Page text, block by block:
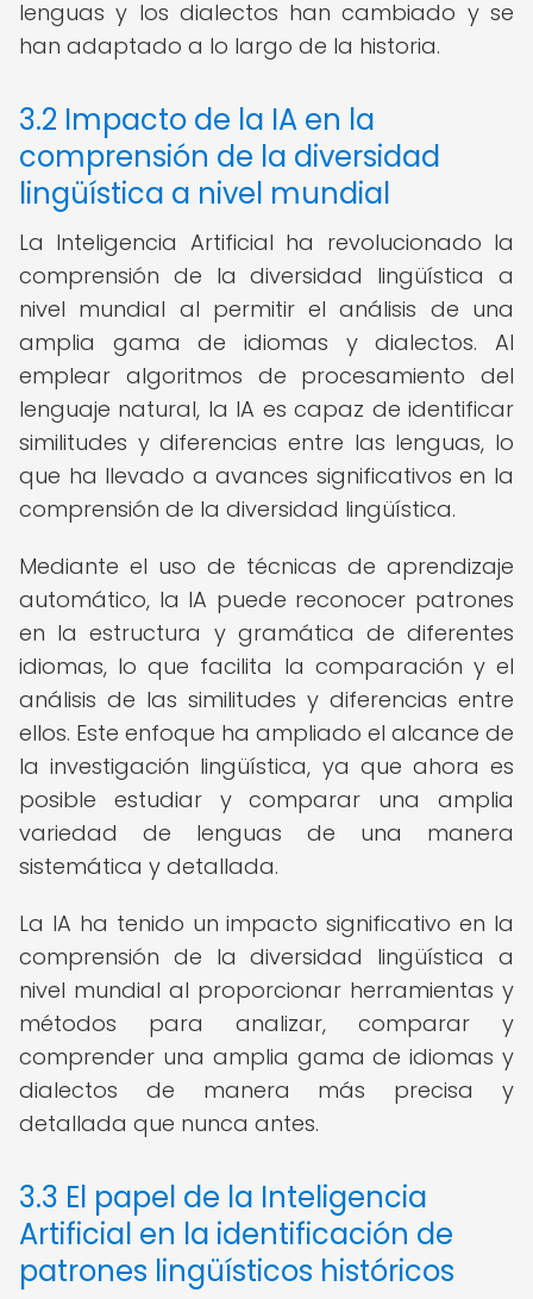
lenguas y los dialectos han cambiado y se
han adaptado a lo largo de la historia.
3.2 Impacto de la IA en la
comprensión de la diversidad
lingüística a nivel mundial
La Inteligencia Artificial ha revolucionado la
comprensión de la diversidad lingüística a
nivel mundial al permitir el análisis de una
amplia gama de idiomas y dialectos. Al
emplear algoritmos de procesamiento del
lenguaje natural, la IA es capaz de identificar
similitudes y diferencias entre las lenguas, lo
que ha llevado a avances significativos en la
comprensión de la diversidad lingüística.
Mediante el uso de técnicas de aprendizaje
automático, la IA puede reconocer patrones
en la estructura y gramática de diferentes
idiomas, lo que facilita la comparación y el
análisis de las similitudes y diferencias entre
ellos. Este enfoque ha ampliado el alcance de
la investigación lingüística, ya que ahora es
posible estudiar y comparar una amplia
variedad de lenguas de una manera
sistemática y detallada.
La IA ha tenido un impacto significativo en la
comprensión de la diversidad lingüística a
nivel mundial al proporcionar herramientas y
métodos para analizar, comparar y
comprender una amplia gama de idiomas y
dialectos de manera más precisa y
detallada que nunca antes.
3.3 El papel de la Inteligencia
Artificial en la identificación de
patrones lingüísticos históricos